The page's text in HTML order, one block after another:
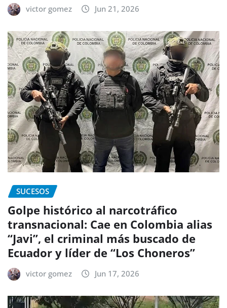
victor gomez Jun 21, 2026
SUCESOS
Golpe histórico al narcotráfico
transnacional: Cae en Colombia alias
“Javi”, el criminal más buscado de
Ecuador y líder de “Los Choneros”
victor gomez Jun 17, 2026